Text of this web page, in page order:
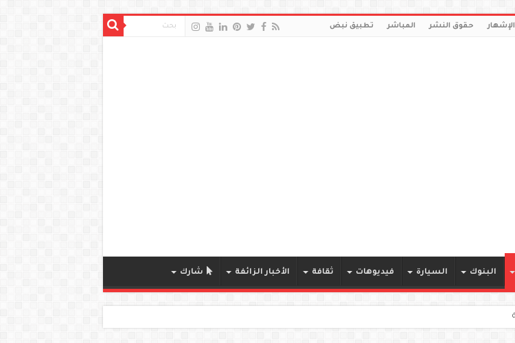
الإشهار حقوق النشر المباشر تطبيق نبض
البنوك السيارة فيديوهات ثقافة الأخبار الزائفة شارك